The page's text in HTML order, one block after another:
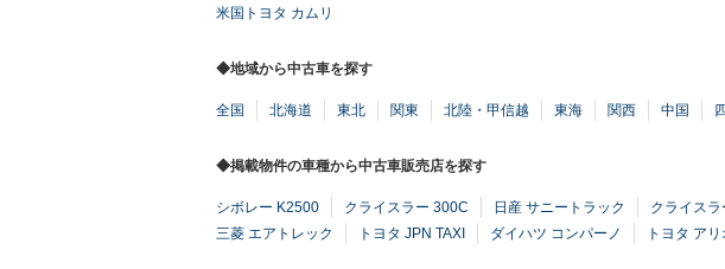
米国トヨタ カムリ
◆地域から中古車を探す
全国 北海道 東北 関東 北陸・甲信越 東海 関西 中国
◆掲載物件の車種から中古車販売店を探す
シボレー K2500 クライスラー 300C 日産 サニートラック クライス
三菱 エアトレック
トヨタ JPN TAXI ダイハツ コンパーノ トヨタ アリ